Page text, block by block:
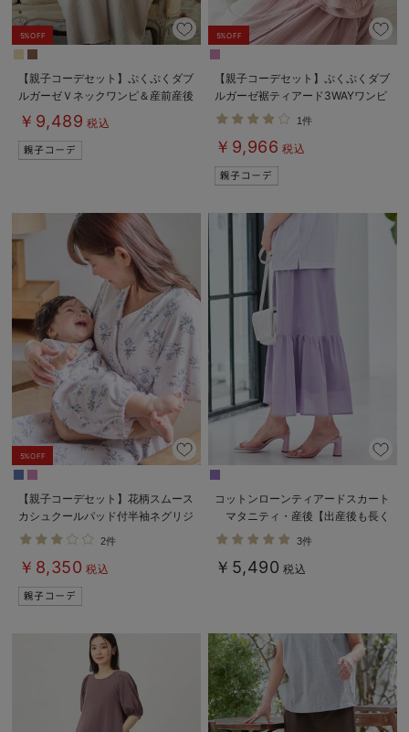
5%OFF
【親子コーデセット】ぷくぷくダブ
ルガーゼＶネックワンピ＆産前産後
使えるレギンスパジャマ&2wayオ
ール 出産準備 ギフト マタニテ
ィ・産後
￥9,489 税込
5%OFF
【親子コーデセット】ぷくぷくダブ
ルガーゼ裾ティアード3WAYワンピ
ース＆産前産後使えるレギンスパジ
ャマ&2wayオール 出産準備 ギ
フト マタニティ・産後
1件
￥9,966 税込
5%OFF
【親子コーデセット】花柄スムース
カシュクールパッド付半袖ネグリジ
ェ＆2wayオール 出産準備 ギフ
ト マタニティ・産後
2件
￥8,350 税込
コットンローンティアードスカート
マタニティ・産後【出産後も長く
使える】
3件
￥5,490 税込